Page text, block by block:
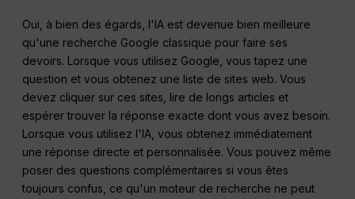
Oui, à bien des égards, l'IA est devenue bien meilleure
qu'une recherche Google classique pour faire ses
devoirs. Lorsque vous utilisez Google, vous tapez une
question et vous obtenez une liste de sites web. Vous
devez cliquer sur ces sites, lire de longs articles et
espérer trouver la réponse exacte dont vous avez besoin.
Lorsque vous utilisez l'IA, vous obtenez immédiatement
une réponse directe et personnalisée. Vous pouvez même
poser des questions complémentaires si vous êtes
toujours confus, ce qu'un moteur de recherche ne peut